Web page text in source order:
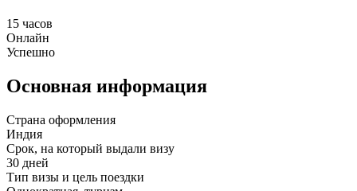
15 часов
Онлайн
Успешно
Основная информация
Страна оформления
Индия
Срок, на который выдали визу
30 дней
Тип визы и цель поездки